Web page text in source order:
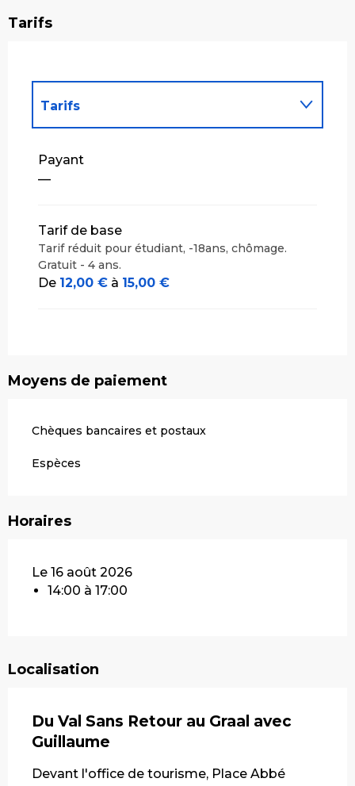
Tarifs
Tarifs
Tarifs 2027
Payant
—
Tarif de base
Tarif réduit pour étudiant, -18ans, chômage.
Gratuit - 4 ans.
De 12,00 € à 15,00 €
Moyens de paiement
Chèques bancaires et postaux
Espèces
Horaires
Le 16 août 2026
14:00 à 17:00
Localisation
Du Val Sans Retour au Graal avec
Guillaume
Devant l'office de tourisme, Place Abbé